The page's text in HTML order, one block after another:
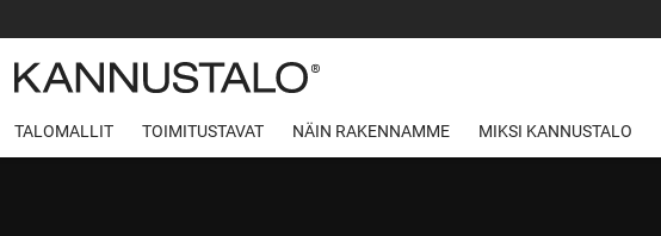
TALOMALLIT TOIMITUSTAVAT NÄIN RAKENNAMME MIKSI KANNUSTALO